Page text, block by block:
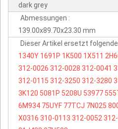
dark grey
Abmessungen :
139.00x89.70x23.30 mm
Dieser Artikel ersetzt
1340Y 1691P 1K500 1X511
312-0026 312-0028 312-0041
312-0115 312-3250 312-3280
3K120 5081P 5208U 53977
6M934 75UYF 77TCJ 7N025
X0316 310-0113 312-0052